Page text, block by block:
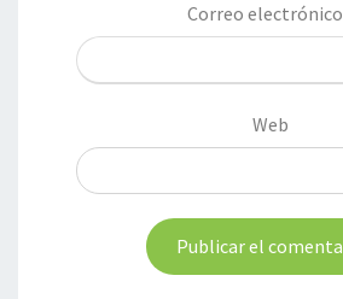
Correo electrónico
Web